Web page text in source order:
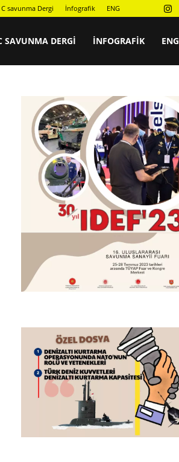
C savunma Dergi İnfografik ENG
SAVUNMA DERGI İNFOGRAFIK ENG